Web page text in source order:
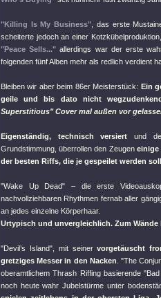
"Killing Is My Business" , das erste
scheiterte jedoch an einer
"Peace Sells..." allerdings war der erste
folgenden fünf Alben mehr als redlich verdient
Bleiben wir aber beim 86er Meisterstück: Ein
geile und bis dato nicht
Superstitious"Cover mal außen vor
Eigenständig, technisch versiert und
Grundstimmung, überrollen den Zeugen einige
der besten Riffs, die je gespeilet werden
"Wake Up Dead" – die erste
nachvollziehbaren Rhythmen fernab aller
an jedes einzelne Körperhaar.
Urtypisch und unvergleichlich. Zum Wände
"Devil’s Island", mit seinervorgetäuscht
gretziges Messer in den Nacken ."The
oberamtlichem Thrash Riffing basierende
noch heute wahr Jubelstürme unter